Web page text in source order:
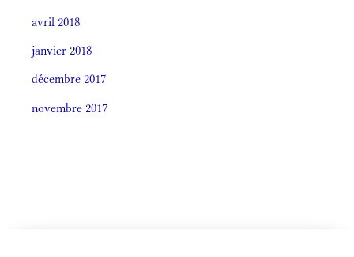
avril 2018
janvier 2018
décembre 2017
novembre 2017